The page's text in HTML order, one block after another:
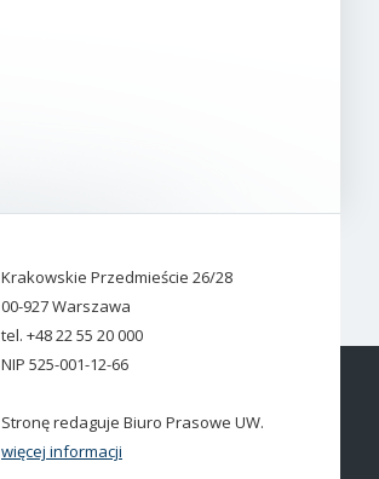
Krakowskie Przedmieście 26/28
00-927 Warszawa
tel. +48 22 55 20 000
NIP 525-001-12-66
Stronę redaguje Biuro Prasowe UW.
więcej informacji